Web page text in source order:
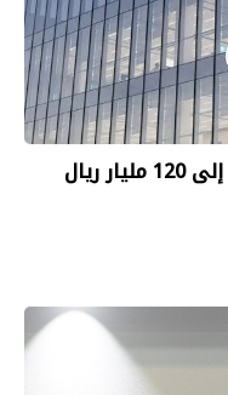
«أرامكو» تحقق قفزة في الأرباح إلى 120 مليار ريال